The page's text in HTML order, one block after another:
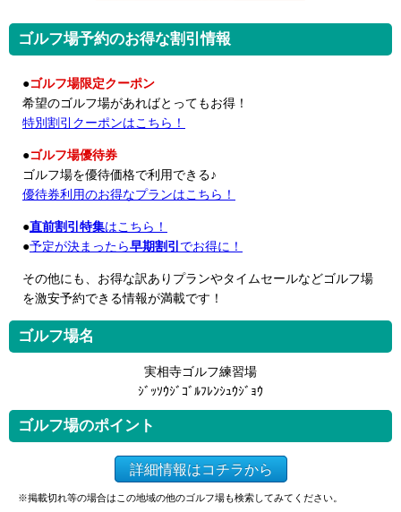
ゴルフ場予約のお得な割引情報
●ゴルフ場限定クーポン
希望のゴルフ場があればとってもお得！
特別割引クーポンはこちら！
●ゴルフ場優待券
ゴルフ場を優待価格で利用できる♪
優待券利用のお得なプランはこちら！
●直前割引特集はこちら！
●予定が決まったら早期割引 でお得に！
その他にも、お得な訳ありプランやタイムセールなどゴルフ場
を激安予約できる情報が満載です！
ゴルフ場名
実相寺ゴルフ練習場
ｼﾞｯｿｳｼﾞｺﾞﾙﾌﾚﾝｼｭｳｼﾞｮｳ
ゴルフ場のポイント
詳細情報はコチラから
※掲載切れ等の場合はこの地域の他のゴルフ場も検索してみてください。